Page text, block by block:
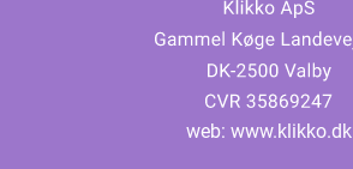
web: www.klikko.dk